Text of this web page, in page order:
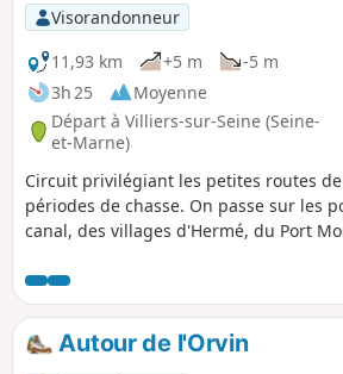
Visorandonneur
11,93 km
+5 m
-5 m
3h 25
Moyenne
Départ à Villiers-sur-Seine (Seine-
et-Marne)
Circuit privilégiant les petites routes
périodes de chasse. On passe sur les
canal, des villages d'Hermé, du Port
difficulté particulière et points d'eau
Autour de l'Orvin